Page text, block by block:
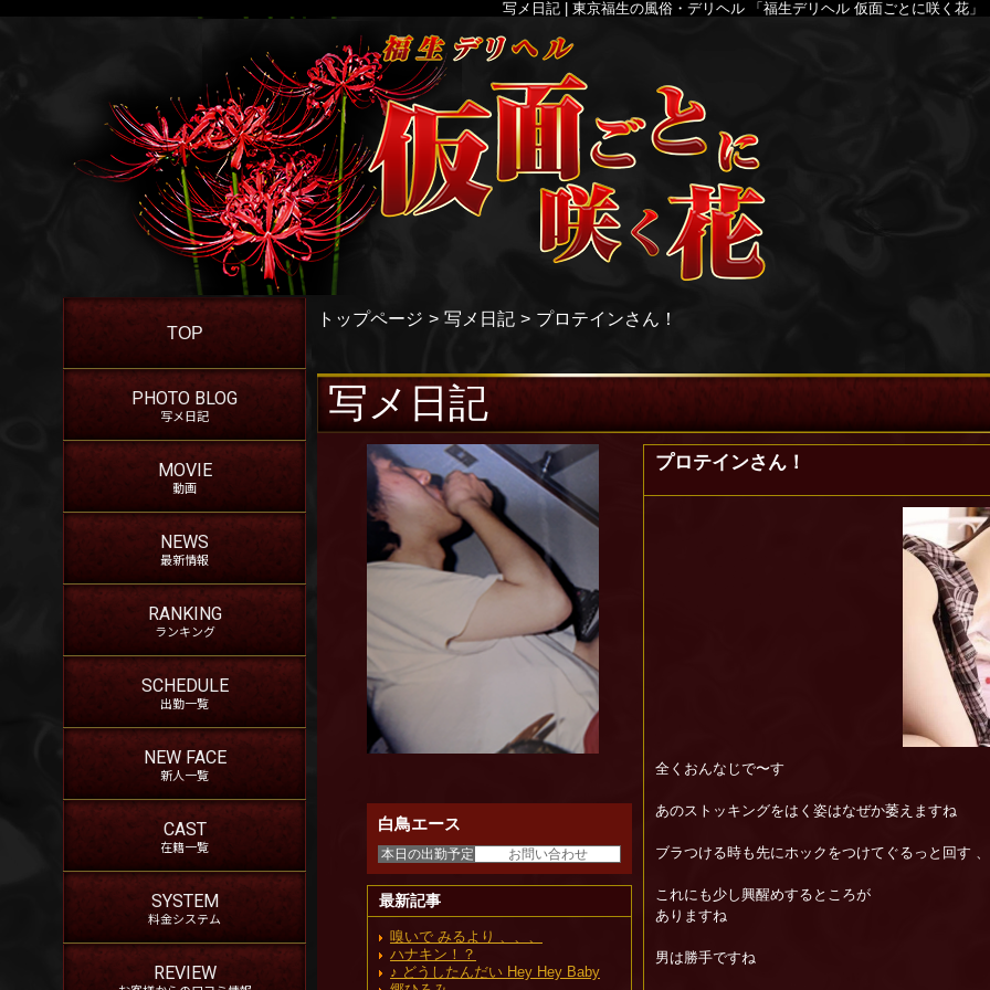
写メ日記 | 東京福生の風俗・デリヘル 「福生デリヘル 仮面ごとに咲く花」
TOP
PHOTO BLOG
写メ日記
MOVIE
動画
NEWS
最新情報
RANKING
ランキング
SCHEDULE
出勤一覧
NEW FACE
新人一覧
CAST
在籍一覧
SYSTEM
料金システム
REVIEW
トップページ 写メ日記 プロテインさん！
写メ日記
白鳥エース
本日の出勤予定 お問い合わせ
最新記事
嗅いで みるより 、、、
ハナキン！？
♪ どうしたんだい Hey Hey Baby
プロテインさん！
全くおんなじで〜す
あのストッキングをはく姿はなぜか萎えますね
ブラつける時も先にホックをつけてぐるっと回す
これにも少し興醒めするところが
ありますね
男は勝手ですね